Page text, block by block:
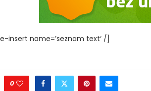
insert name=’seznam text‘ /]
0